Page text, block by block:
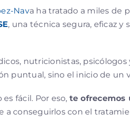
Nava ha tratado a miles de
, una técnica segura, eficaz
nutricionistas,
puntual, sino el inicio de un
fácil. Por eso, te ofrecemos
conseguirlos con el